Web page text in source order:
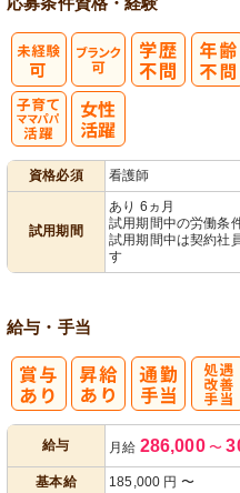
資格必須 看護師
試用期間
あり 6ヵ月
試用期間中の労働条
試用期間中は契約社
す
給与・手当
給与 月給 286,000 〜
基本給 185,000 円 〜